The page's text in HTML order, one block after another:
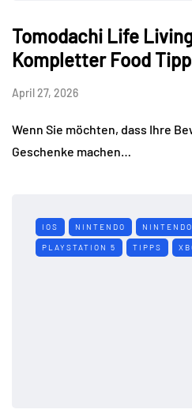
Tomodachi Life
Kompletter Food
April 27, 2026
Wenn Sie möchten, dass Ihre
Geschenke machen…
IOS NINTENDO
PLAYSTATION 5 TIPPS